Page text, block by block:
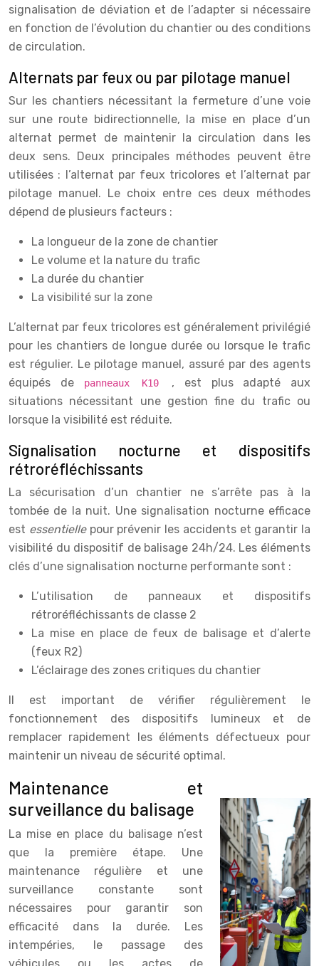
signalisation de déviation et de l’adapter si nécessaire
en fonction de l’évolution du chantier ou des conditions
de circulation.
Alternats par feux ou par pilotage manuel
Sur les chantiers nécessitant la fermeture d’une voie
sur une route bidirectionnelle, la mise en place d’un
alternat permet de maintenir la circulation dans les
deux sens. Deux principales méthodes peuvent être
utilisées : l’alternat par feux tricolores et l’alternat par
pilotage manuel. Le choix entre ces deux méthodes
dépend de plusieurs facteurs :
La longueur de la zone de chantier
Le volume et la nature du trafic
La durée du chantier
La visibilité sur la zone
L’alternat par feux tricolores est généralement privilégié
pour les chantiers de longue durée ou lorsque le trafic
est régulier. Le pilotage manuel, assuré par des agents
équipés de
panneaux K10 , est plus adapté aux
situations nécessitant une gestion fine du trafic ou
lorsque la visibilité est réduite.
Signalisation nocturne et dispositifs
rétroréfléchissants
La sécurisation d’un chantier ne s’arrête pas à la
tombée de la nuit. Une signalisation nocturne efficace
est essentielle pour prévenir les accidents et garantir la
visibilité du dispositif de balisage 24h/24. Les éléments
clés d’une signalisation nocturne performante sont :
L’utilisation de panneaux et dispositifs
rétroréfléchissants de classe 2
La mise en place de feux de balisage et d’alerte
(feux R2)
L’éclairage des zones critiques du chantier
Il est important de vérifier régulièrement le
fonctionnement des dispositifs lumineux et de
remplacer rapidement les éléments défectueux pour
maintenir un niveau de sécurité optimal.
Maintenance et
surveillance du balisage
La mise en place du balisage n’est
que la première étape. Une
maintenance régulière et une
surveillance constante sont
nécessaires pour garantir son
efficacité dans la durée. Les
intempéries, le passage des